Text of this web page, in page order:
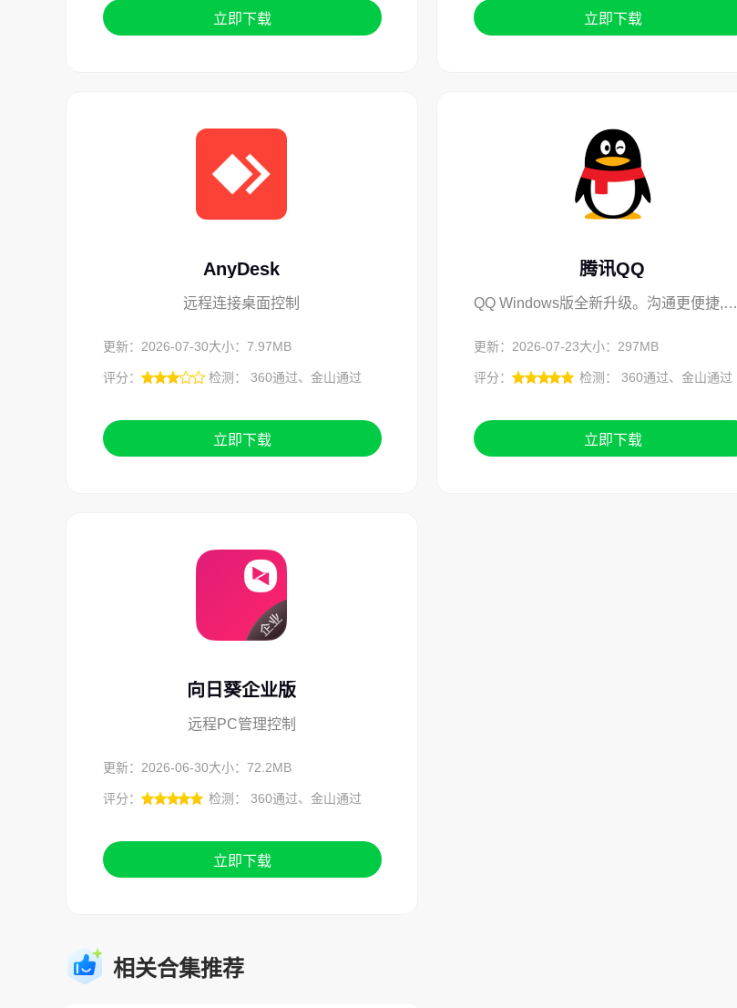
立即下载 立即下载
AnyDesk
远程连接桌面控制
更新：2026-07-30大小：7.97MB
评分： 检测： 360通过、金山通过
立即下载
腾讯QQ
QQ Windows版全新升级。沟通更便捷,功能更全面,不一样的QQ为你而来。
更新：2026-07-23大小：297MB
评分： 检测： 360通过、金山通过
立即下载
向日葵企业版
远程PC管理控制
更新：2026-06-30大小：72.2MB
评分： 检测： 360通过、金山通过
立即下载
相关合集推荐